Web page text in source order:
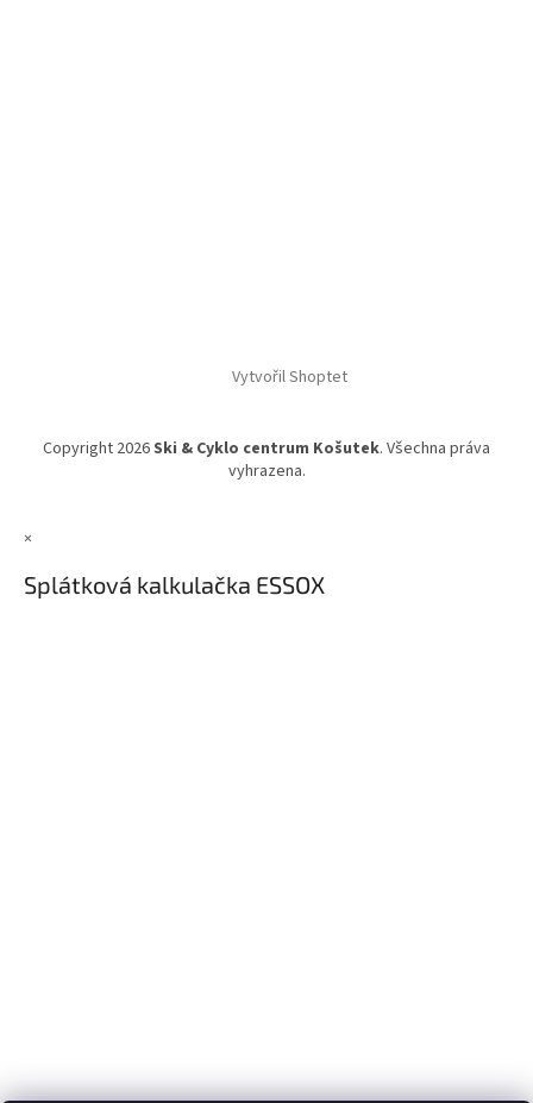
Vytvořil Shoptet
Copyright 2026Ski & Cyklo centrum Košutek. Všechna práva
vyhrazena.
×
Splátková kalkulačka ESSOX